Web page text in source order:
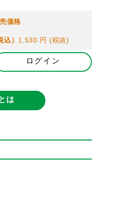
価格
込） 1,530 円 (税抜)
ログイン
は